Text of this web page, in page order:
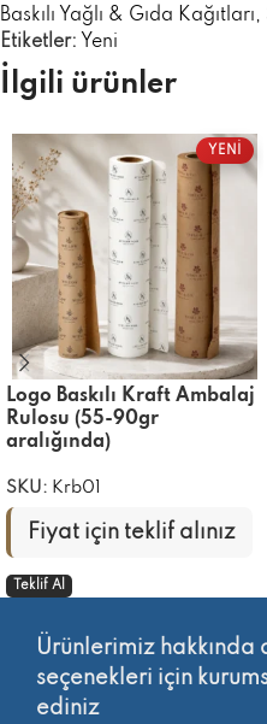
Baskılı Yağlı & Gıda Kağıtları,
Etiketler: Yeni
İlgili ürünler
YENİ
Logo Baskılı Kraft Ambalaj
Rulosu (55-90gr
aralığında)
SKU: Krb01
Fiyat için teklif alınız
Teklif Al
Ürünlerimiz
seçenekleri için
ediniz